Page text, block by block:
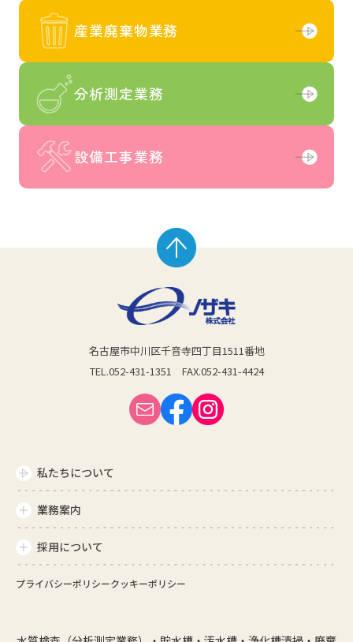
産業廃棄物業務
産業廃棄物業務
分析測定業務
分析測定業務
設備工事業務
設備工事業務
名古屋市中川区千音寺四丁目1511番地
TEL.052-431-1351 FAX.052-431-4424
私たちについて
業務案内
採用について
プライバシーポリシークッキーポリシー